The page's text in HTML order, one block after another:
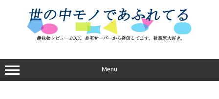
プ
Menu